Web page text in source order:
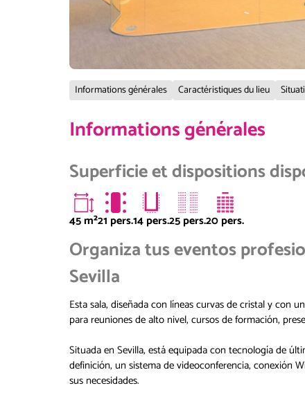
Informations générales Caractéristiques du lieu
Informations générales
Superficie et dispositions
45m²21 pers.14 pers.25 pers.20 pers.
Organiza tus eventos
Sevilla
Esta sala, diseñada con líneas curvas de cristal y con
para reuniones de alto nivel, cursos de formación,
Situada en Sevilla, está equipada con tecnología de
definición, un sistema de videoconferencia, conexión
sus necesidades.